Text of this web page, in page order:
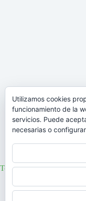
Tempestade, nuevo tema
06/05/2020
Utilizamos cookies
funcionamiento de la
servicios. Puede
necesarias o